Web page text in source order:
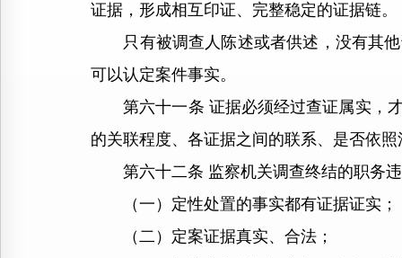
证据，形成相互印证、完整稳定的证据链。
只有被调查人陈述或者供述，没有其他
可以认定案件事实。
第六十一条 证据必须经过查证属实，才
的关联程度、各证据之间的联系、是否依
第六十二条 监察机关调查终结的职务违
（一）定性处置的事实都有证据证实；
（二）定案证据真实、合法；